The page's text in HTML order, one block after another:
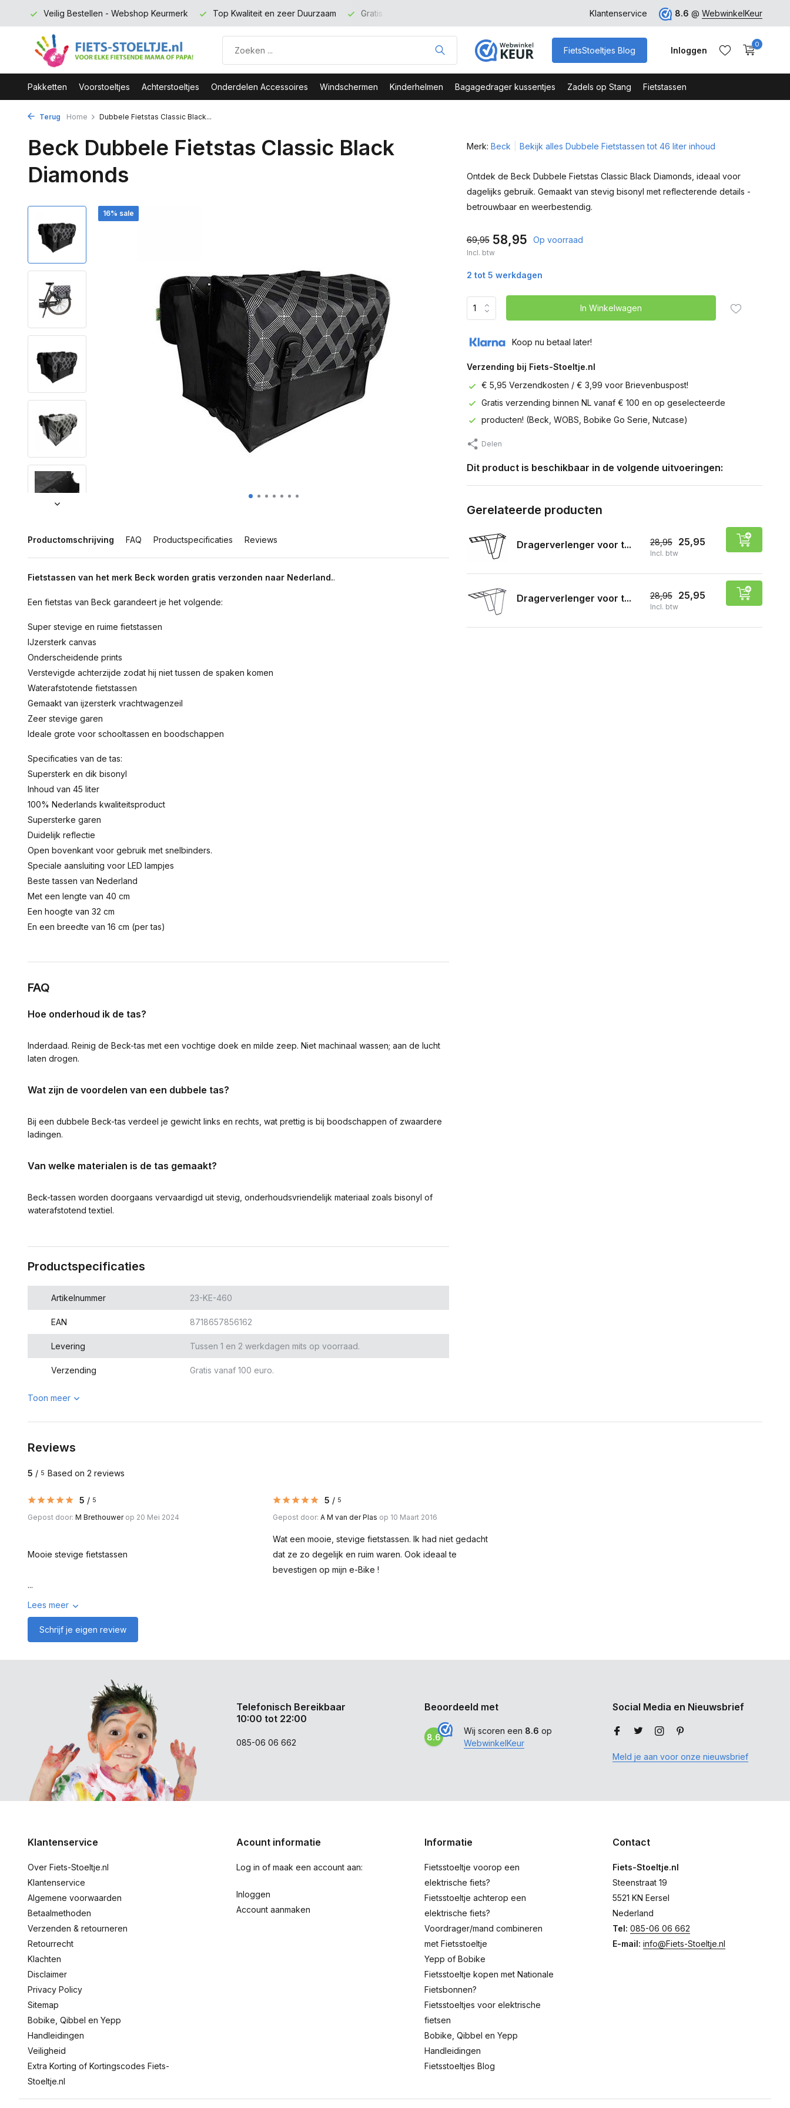
Veilig Bestellen - Webshop Keurmerk Top Kwaliteit en zeer Duurzaam Gratis verzending binnen NL vanaf 100 euro Veilig Bestellen - Webshop Keurmerk
Klantenservice 8.6 @ WebwinkelKeur
FietsStoeltjes Blog Inloggen
0
Pakketten Voorstoeltjes Achterstoeltjes Onderdelen Accessoires Windschermen Kinderhelmen Bagagedrager kussentjes Zadels op Stang Fietstassen
Terug Home Dubbele Fietstas Classic Black...
Beck Dubbele Fietstas Classic Black
Diamonds
16% sale
Productomschrijving FAQ Productspecificaties Reviews
Fietstassen van het merk Beck worden gratis verzonden naar Nederland..
Een fietstas van Beck garandeert je het volgende:
Super stevige en ruime fietstassen
IJzersterk canvas
Onderscheidende prints
Verstevigde achterzijde zodat hij niet tussen de spaken komen
Waterafstotende fietstassen
Gemaakt van ijzersterk vrachtwagenzeil
Zeer stevige garen
Ideale grote voor schooltassen en boodschappen
Specificaties van de tas:
Supersterk en dik bisonyl
Inhoud van 45 liter
100% Nederlands kwaliteitsproduct
Supersterke garen
Duidelijk reflectie
Open bovenkant voor gebruik met snelbinders.
Speciale aansluiting voor LED lampjes
Beste tassen van Nederland
Met een lengte van 40 cm
Een hoogte van 32 cm
En een breedte van 16 cm (per tas)
FAQ
Hoe onderhoud ik de tas?
Inderdaad. Reinig de Beck-tas met een vochtige doek en milde zeep. Niet machinaal wassen; aan de lucht
laten drogen.
Wat zijn de voordelen van een dubbele tas?
Bij een dubbele Beck-tas verdeel je gewicht links en rechts, wat prettig is bij boodschappen of zwaardere
ladingen.
Van welke materialen is de tas gemaakt?
Beck-tassen worden doorgaans vervaardigd uit stevig, onderhoudsvriendelijk materiaal zoals bisonyl of
waterafstotend textiel.
Productspecificaties
Artikelnummer 23-KE-460
EAN 8718657856162
Levering Tussen 1 en 2 werkdagen mits op voorraad.
Verzending Gratis vanaf 100 euro.
Toon meer
Merk: Beck Bekijk alles Dubbele Fietstassen tot 46 liter inhoud
Ontdek de Beck Dubbele Fietstas Classic Black Diamonds, ideaal voor
dagelijks gebruik. Gemaakt van stevig bisonyl met reflecterende details -
betrouwbaar en weerbestendig.
69,95 58,95 Op voorraad
Incl. btw
2 tot 5 werkdagen
In Winkelwagen
Koop nu betaal later!
Verzending bij Fiets-Stoeltje.nl
€ 5,95 Verzendkosten / € 3,99 voor Brievenbuspost!
Gratis verzending binnen NL vanaf € 100 en op geselecteerde
producten! (Beck, WOBS, Bobike Go Serie, Nutcase)
Delen
Dit product is beschikbaar in de volgende uitvoeringen:
Gerelateerde producten
Dragerverlenger voor t... 28,95 25,95
Incl. btw
Dragerverlenger voor t... 28,95 25,95
Incl. btw
Reviews
5 / 5 Based on 2 reviews
5 / 5
Gepost door: M Brethouwerop 20 Mei 2024
Mooie stevige fietstassen
...
Lees meer
5 / 5
Gepost door: A M van der Plas op 10 Maart 2016
Wat een mooie, stevige fietstassen. Ik had niet gedacht
dat ze zo degelijk en ruim waren. Ook ideaal te
bevestigen op mijn e-Bike !
Schrijf je eigen review
Telefonisch Bereikbaar
10:00 tot 22:00
085-06 06 662
Beoordeeld met
8.6
Wij scoren een 8.6 op
WebwinkelKeur
Social Media en Nieuwsbrief
Meld je aan voor onze nieuwsbrief
Klantenservice
Over Fiets-Stoeltje.nl
Klantenservice
Algemene voorwaarden
Betaalmethoden
Verzenden & retourneren
Retourrecht
Klachten
Disclaimer
Privacy Policy
Sitemap
Bobike, Qibbel en Yepp
Handleidingen
Veiligheid
Extra Korting of Kortingscodes Fiets-
Stoeltje.nl
Acount informatie
Log in of maak een account aan:
Inloggen
Account aanmaken
Informatie
Fietsstoeltje voorop een
elektrische fiets?
Fietsstoeltje achterop een
elektrische fiets?
Voordrager/mand combineren
met Fietsstoeltje
Yepp of Bobike
Fietsstoeltje kopen met Nationale
Fietsbonnen?
Fietsstoeltjes voor elektrische
fietsen
Bobike, Qibbel en Yepp
Handleidingen
Fietsstoeltjes Blog
Contact
Fiets-Stoeltje.nl
Steenstraat 19
5521 KN Eersel
Nederland
Tel: 085-06 06 662
E-mail: info@Fiets-Stoeltje.nl